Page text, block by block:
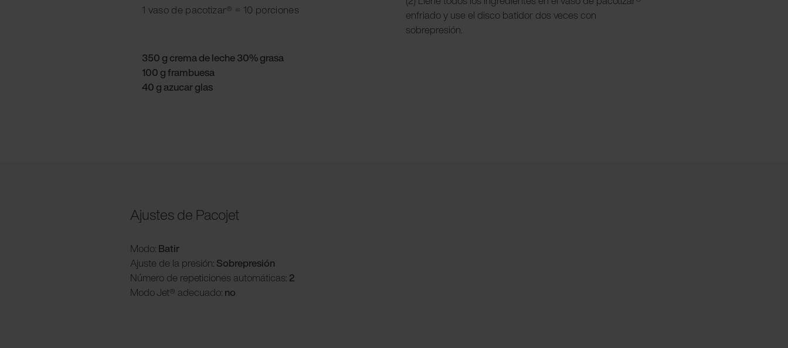
1 vaso de pacotizar® = 10 porciones
350 g crema de leche 30% grasa
100 g frambuesa
40 g azucar glas
enfriado y use el disco batidor dos veces con
sobrepresión.
Ajustes de Pacojet
Modo: Batir
Ajuste de la presión: Sobrepresión
Número de repeticiones automáticas: 2
ModoJet® adecuado: no